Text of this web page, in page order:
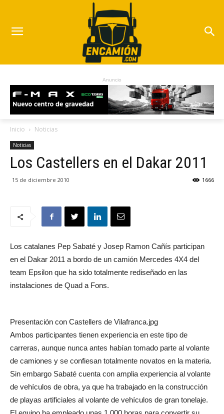
Anuncio
Inicio Noticias
Noticias
Los Castellers en el Dakar 2011
15 de diciembre 2010 1666
Los catalanes Pep Sabaté y Josep Ramon Cañís participan
en el Dakar 2011 a bordo de un camión Mercedes 4X4 del
team Epsilon que ha sido totalmente rediseñado en las
instalaciones de Quad a Fons.
Presentación con Castellers de Vilafranca.jpg
Ambos participantes tienen experiencia en este tipo de
carreras, aunque nunca antes habían tomado parte al volante
de camiones y se confiesan totalmente novatos en la materia.
Sin embargo Sabaté cuenta con amplia experiencia al volante
de vehículos de obra, ya que ha trabajado en la construcción
de playas artificiales al volante de vehículos de gran tonelaje.